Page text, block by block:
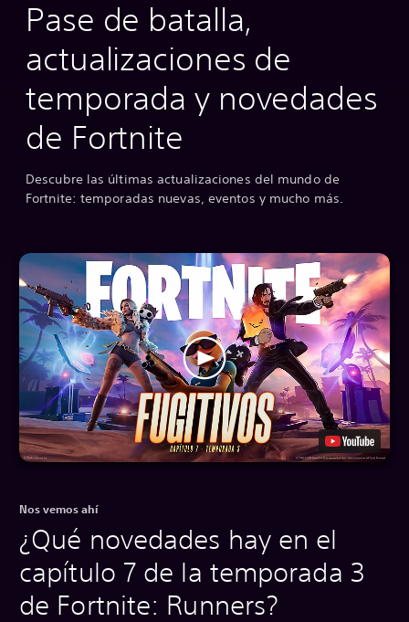
Pase de batalla,
actualizaciones de
temporada y novedades
de Fortnite
Descubre las últimas actualizaciones del mundo de
Fortnite: temporadas nuevas, eventos y mucho más.
Nos vemos ahí
¿Qué novedades hay en el
capítulo 7 de la temporada 3
de Fortnite: Runners?